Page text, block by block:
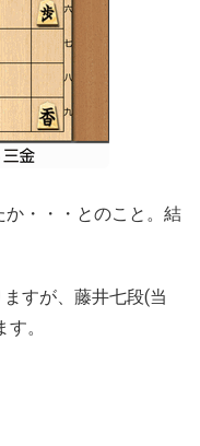
・・・とのこと。結
すが、藤井七段(当
。